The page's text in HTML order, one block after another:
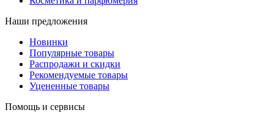
Наши предложения
Новинки
Популярные товары
Распродажи и скидки
Рекомендуемые товары
Уцененные товары
Помощь и сервисы